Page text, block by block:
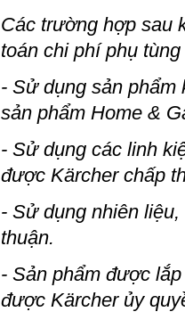
Các trường hợp sau
toán chi phí phụ
- Sử dụng sản phẩm
sản phẩm Home &
- Sử dụng các linh
được Kärcher chấp
- Sử dụng nhiên
thuận.
- Sản phẩm được
được Kärcher ủy